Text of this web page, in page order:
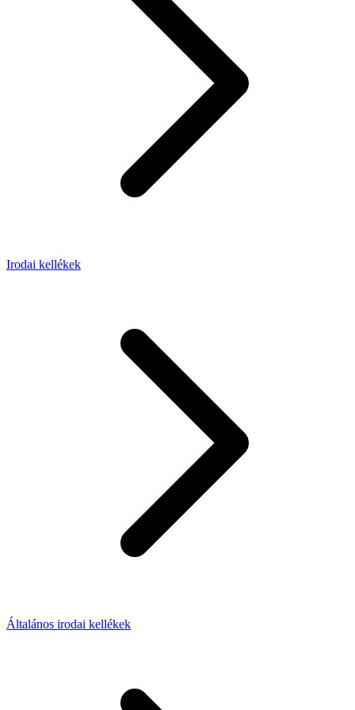
Irodai kellékek
Általános irodai kellékek